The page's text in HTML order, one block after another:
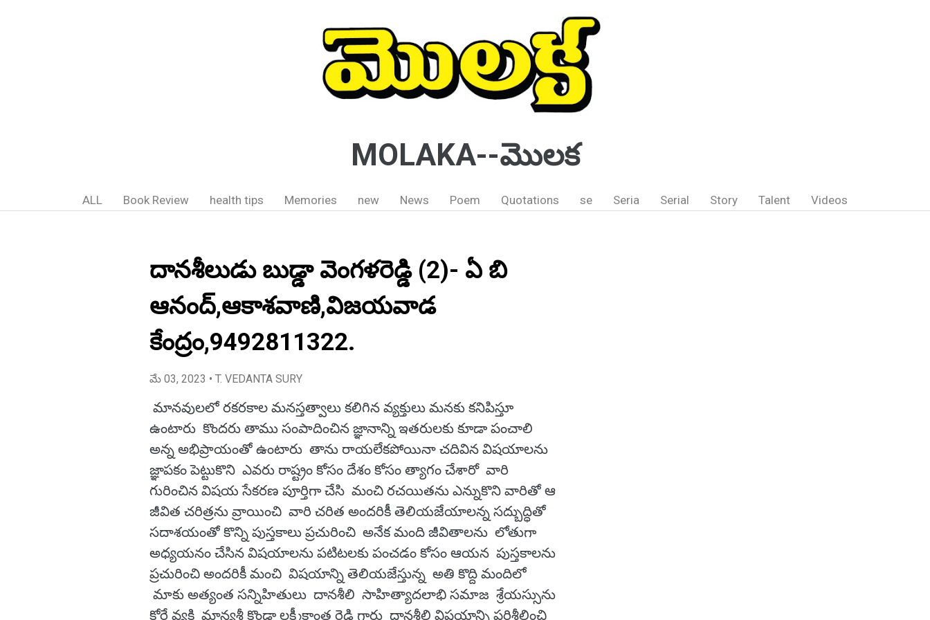
MOLAKA--మొలక
ALL Book Review health tips Memories new News Poem Quotations se Seria Serial Story Talent Videos
దానశీలుడు బుడ్డా వెంగళరెడ్డి (2)- ఏ బి
ఆనంద్,ఆకాశవాణి,విజయవాడ
కేంద్రం,9492811322.
మే 03, 2023 • T. VEDANTA SURY
మానవులలో రకరకాల మనస్తత్వాలు కలిగిన వ్యక్తులు మనకు కనిపిస్తూ
ఉంటారు కొందరు తాము సంపాదించిన జ్ఞానాన్ని ఇతరులకు కూడా పంచాలి
అన్న అభిప్రాయంతో ఉంటారు తాను రాయలేకపోయినా చదివిన విషయాలను
జ్ఞాపకం పెట్టుకొని ఎవరు రాష్ట్రం కోసం దేశం కోసం త్యాగం చేశారో వారి
గురించిన విషయ సేకరణ పూర్తిగా చేసి మంచి రచయితను ఎన్నుకొని వారితో ఆ
జీవిత చరిత్రను వ్రాయించి వారి చరిత అందరికీ తెలియజేయాలన్న సద్బుద్ధితో
సదాశయంతో కొన్ని పుస్తకాలు ప్రచురించి అనేక మంది జీవితాలను లోతుగా
అధ్యయనం చేసిన విషయాలను పటిటలకు పంచడం కోసం ఆయన పుస్తకాలను
ప్రచురించి అందరికీ మంచి విషయాన్ని తెలియజేస్తున్న అతి కొద్ది మందిలో
మాకు అత్యంత సన్నిహితులు దానశీలి సాహిత్యాదలాభి సమాజ శ్రేయస్సును
కోరే వ్యక్తి మాన్యశ్రీ కొండా లక్ష్మీకాంత రెడ్డి గారు దానశీలి విషయాన్ని పరిశీలించి